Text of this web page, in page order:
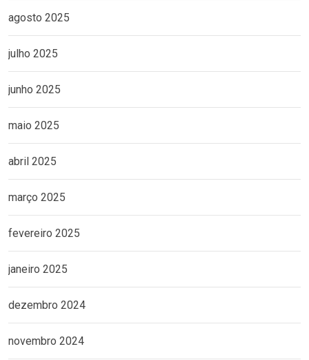
agosto 2025
julho 2025
junho 2025
maio 2025
abril 2025
março 2025
fevereiro 2025
janeiro 2025
dezembro 2024
novembro 2024